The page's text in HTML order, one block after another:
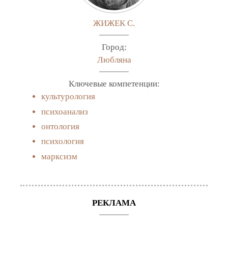
ЖИЖЕК С.
Город:
Любляна
Ключевые компетенции:
культурология
психоанализ
онтология
психология
марксизм
РЕКЛАМА